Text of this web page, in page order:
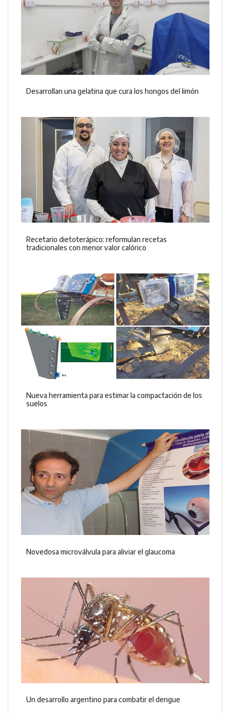
Desarrollan una gelatina que cura los hongos del limón
Recetario dietoterápico: reformulan recetas
tradicionales con menor valor calórico
Nueva herramienta para estimar la compactación de los
suelos
Novedosa microválvula para aliviar el glaucoma
Un desarrollo argentino para combatir el dengue